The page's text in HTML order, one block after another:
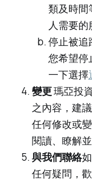
類及時間
人需要的
停止被追
您希望停
一下選擇
變更瑪亞投
之內容，建
任何修改或
閱讀、瞭解
與我們聯絡
任何疑問，